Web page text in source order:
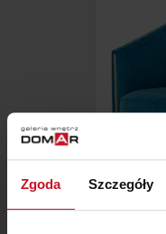
Zgoda Szczegóły